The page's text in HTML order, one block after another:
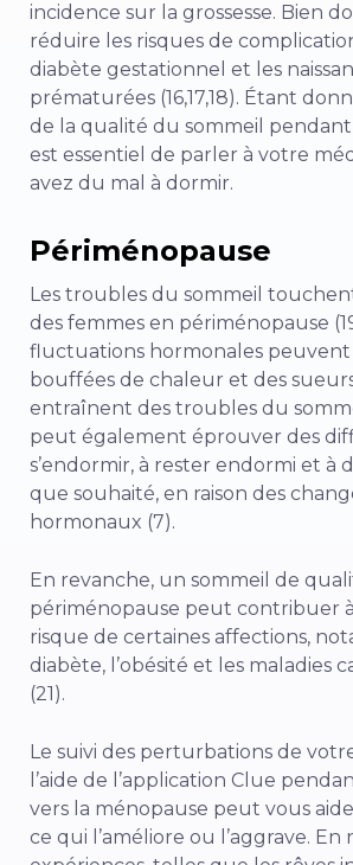
incidence sur la grossesse. Bien
réduire les risques de
diabète gestationnel et les
prématurées (16,17,18). Étant
de la qualité du sommeil pendant
est essentiel de parler à votre
avez du mal à dormir.
Périménopause
Les troubles du sommeil
des femmes en périménopause
fluctuations hormonales
bouffées de chaleur et des
entraînent des troubles du
peut également éprouver des
s’endormir, à rester endormi et à
que souhaité, en raison des
hormonaux (7).
En revanche, un sommeil de
périménopause peut contribuer
risque de certaines affections,
diabète, l’obésité et les maladies
(21).
Le suivi des perturbations de
l’aide de l’application Clue
vers la ménopause peut vous
ce qui l’améliore ou l’aggrave. En